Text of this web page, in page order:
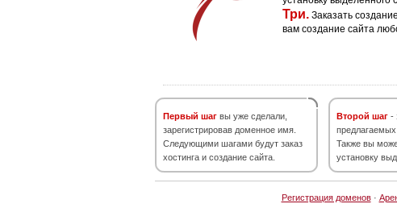
Три. Заказать
вам создание сайта
Первый шаг вы уже сделали,
зарегистрировав доменное имя.
Следующими шагами будут заказ
хостинга и создание сайта.
Второй шаг -
Также вы
установку
Регистрация доменов·